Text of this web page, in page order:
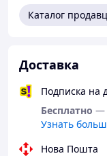
Число
Каталог
Доставка
Подписка на
Бесплатно —
Узнать
Нова Пошта